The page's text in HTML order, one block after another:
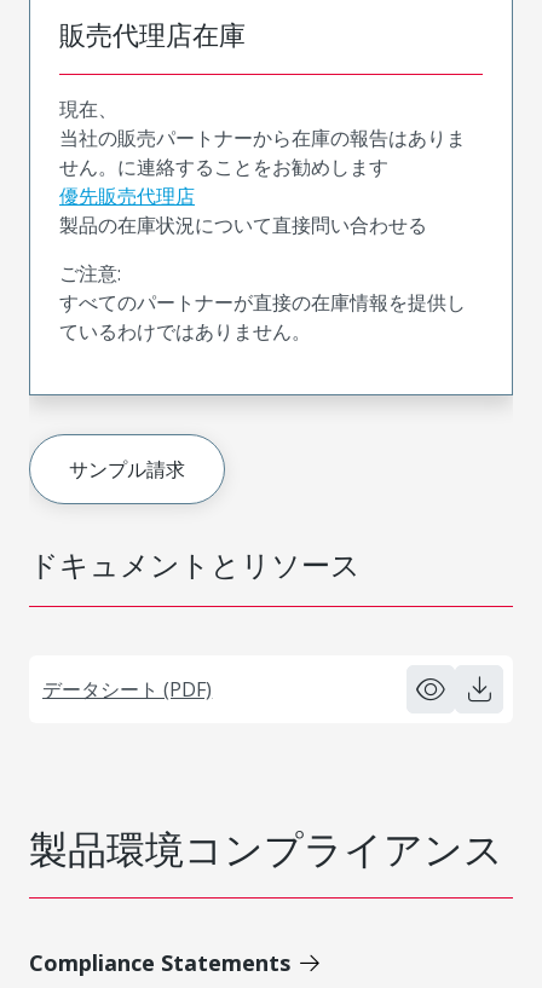
ドキュメントとリソース
データシート (PDF)
販売代理店在庫
現在、
当社の販売パートナーから在庫の報告はありま
せん。に連絡することをお勧めします
優先販売代理店
製品の在庫状況について直接問い合わせる
ご注意:
すべてのパートナーが直接の在庫情報を提供し
ているわけではありません。
サンプル請求
製品環境コンプライアンス
Compliance Statements